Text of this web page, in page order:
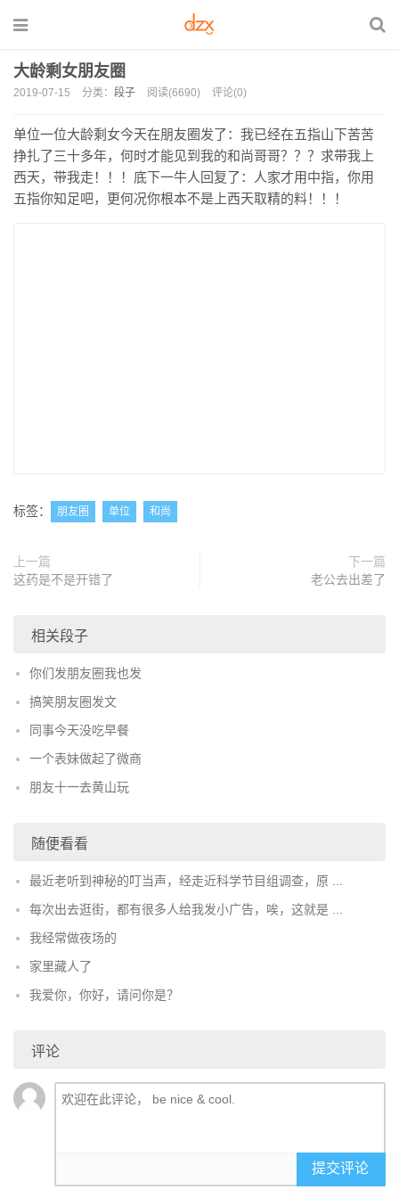
大龄剩女朋友圈
2019-07-15 分类： 段子 阅读(6690) 评论(0)
单位一位大龄剩女今天在朋友圈发了：我已经在五指山下苦苦
挣扎了三十多年，何时才能见到我的和尚哥哥？？？求带我上
西天，带我走！！！底下一牛人回复了：人家才用中指，你用
五指你知足吧，更何况你根本不是上西天取精的料！！！
标签： 朋友圈 单位 和尚
上一篇
这药是不是开错了
下一篇
老公去出差了
相关段子
你们发朋友圈我也发
搞笑朋友圈发文
同事今天没吃早餐
一个表妹做起了微商
朋友十一去黄山玩
随便看看
最近老听到神秘的叮当声，经走近科学节目组调查，原 ...
每次出去逛街，都有很多人给我发小广告，唉，这就是 ...
我经常做夜场的
家里藏人了
我爱你，你好，请问你是？
评论
提交评论